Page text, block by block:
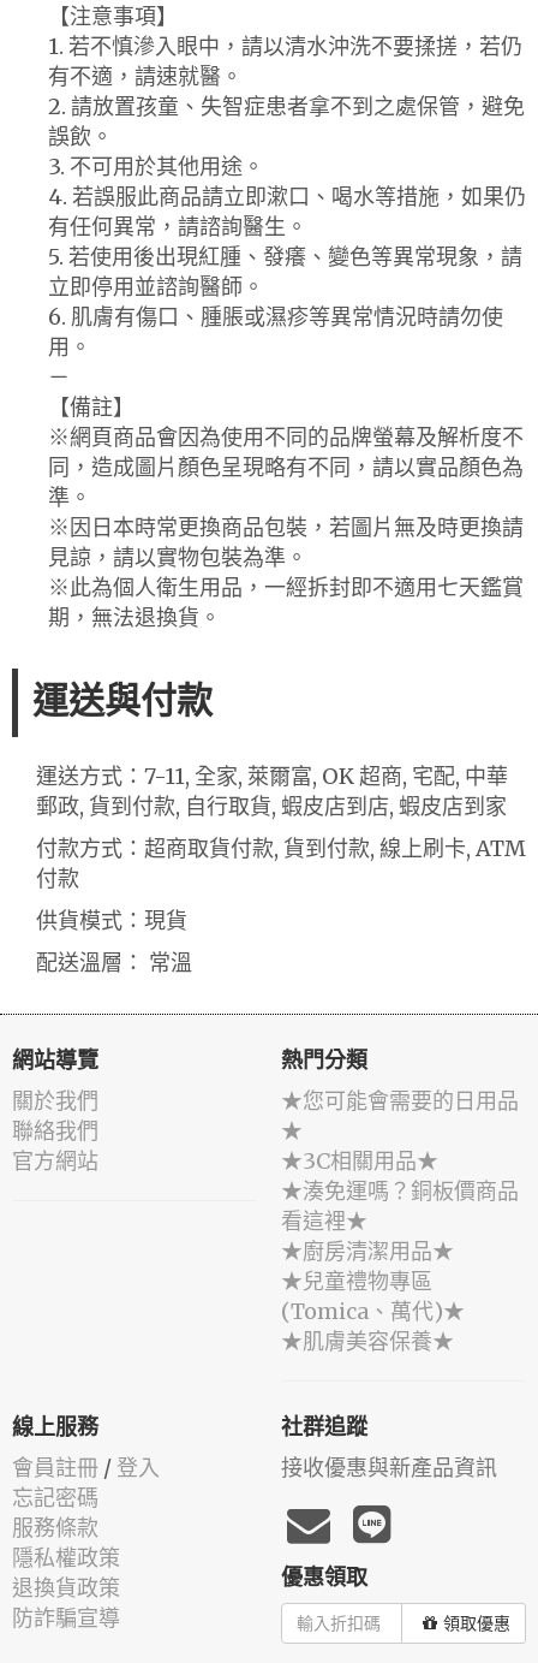
【注意事項】
1. 若不慎滲入眼中，請以清水沖洗不要揉搓，若仍
有不適，請速就醫。
2. 請放置孩童、失智症患者拿不到之處保管，避免
誤飲。
3. 不可用於其他用途。
4. 若誤服此商品請立即漱口、喝水等措施，如果仍
有任何異常，請諮詢醫生。
5. 若使用後出現紅腫、發癢、變色等異常現象，請
立即停用並諮詢醫師。
6. 肌膚有傷口、腫脹或濕疹等異常情況時請勿使
用。
－
【備註】
※網頁商品會因為使用不同的品牌螢幕及解析度不
同，造成圖片顏色呈現略有不同，請以實品顏色為
準。
※因日本時常更換商品包裝，若圖片無及時更換請
見諒，請以實物包裝為準。
※此為個人衛生用品，一經拆封即不適用七天鑑賞
期，無法退換貨。
運送與付款
運送方式：7-11, 全家, 萊爾富, OK 超商, 宅配, 中華
郵政, 貨到付款, 自行取貨, 蝦皮店到店, 蝦皮店到家
付款方式：超商取貨付款, 貨到付款, 線上刷卡, ATM
付款
供貨模式：現貨
配送溫層： 常溫
網站導覽
關於我們
聯絡我們
官方網站
熱門分類
★您可能會需要的日用品
★
★3C相關用品★
★湊免運嗎？銅板價商品
看這裡★
★廚房清潔用品★
★兒童禮物專區
(Tomica、萬代)★
★肌膚美容保養★
線上服務
會員註冊 / 登入
忘記密碼
服務條款
隱私權政策
退換貨政策
防詐騙宣導
社群追蹤
接收優惠與新產品資訊
優惠領取
領取優惠